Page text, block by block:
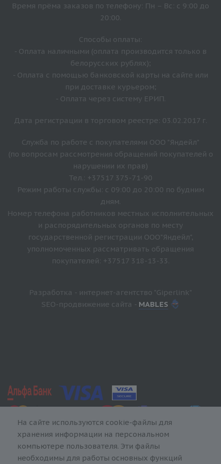
Время прёма заказов по телефону: Пн – Вс: с 9:00 до
20:00.
Способы оплаты:
- Оплата наличными (оплата производится только в
белорусских рублях);
- Оплата с помощью банковской карты на сайте или
при доставке курьером;
- Оплата через систему ЕРИП.
Дата регистрации в торговом реестре: 03.02.2017 г.
Служба по работе с покупателями ООО "Яндейл"
(по вопросам рассмотрения обращений покупателей о
нарушении их прав)
Тел.: +37517 375-71-90
Режим работы службы: с 09:00 до 20:00 по будним
дням.
Номер телефона работников местных исполнительных
и распорядительных органов по месту
государственной регистрации ООО"Яндейл",
уполномоченных рассматривать обращения
покупателей: +37517 318-13-33.
Разработка - интернет-агентство "Giperlink"
SEO-продвижение сайта - MABLES
На сайте используются cookie-файлы для
хранения информации на персональном
компьютере пользователя. Эти файлы
необходимы для работы основных функций